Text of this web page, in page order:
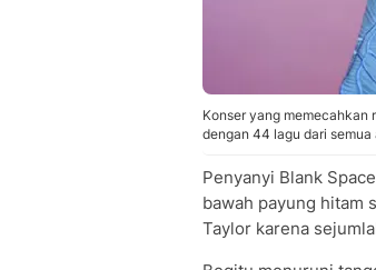
Konser yang memecahkan
dengan 44 lagu dari
Penyanyi Blank
bawah payung hitam
Taylor karena